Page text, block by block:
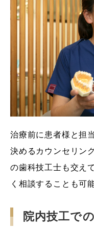
治療前に患者様と担
決めるカウンセリン
の歯科技工士も交え
く相談することも可
院内技工で